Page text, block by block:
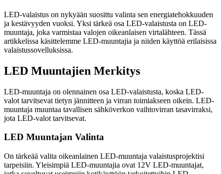
LED-valaistus on nykyään suosittu valinta sen energiatehokkuuden
ja kestävyyden vuoksi. Yksi tärkeä osa LED-valaistusta on LED-
muuntaja, joka varmistaa valojen oikeanlaisen virtalähteen. Tässä
artikkelissa käsittelemme LED-muuntajia ja niiden käyttöä erilaisissa
valaistussovelluksissa.
LED Muuntajien Merkitys
LED-muuntaja on olennainen osa LED-valaistusta, koska LED-
valot tarvitsevat tietyn jännitteen ja virran toimiakseen oikein. LED-
muuntaja muuntaa tavallisen sähköverkon vaihtovirran tasavirraksi,
jota LED-valot tarvitsevat.
LED Muuntajan Valinta
On tärkeää valita oikeanlainen LED-muuntaja valaistusprojektisi
tarpeisiin. Yleisimpiä LED-muuntajia ovat 12V LED-muuntajat,